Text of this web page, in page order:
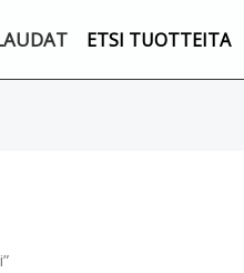
ETSI TUOTTEITA